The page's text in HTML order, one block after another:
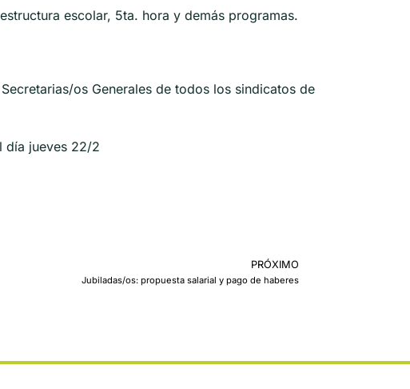
escolar, 5ta. hora y demás programas.
os Generales de todos los sindicatos de
día jueves 22/2
PRÓXIMO
Jubiladas/os: propuesta salarial y pago de haberes